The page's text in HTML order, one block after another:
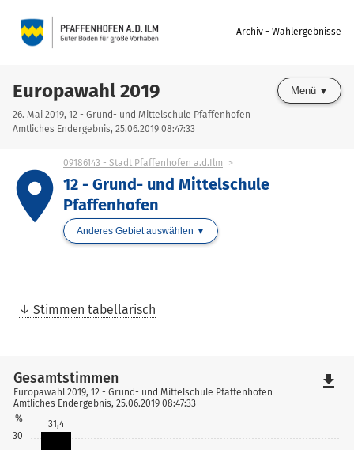
Archiv - Wahlergebnisse
Europawahl 2019
26. Mai 2019, 12 - Grund- und Mittelschule Pfaffenhofen
Amtliches Endergebnis, 25.06.2019 08:47:33
Menü
place
09186143 - Stadt Pfaffenhofen a.d.Ilm
12 - Grund- und Mittelschule
Pfaffenhofen
Anderes Gebiet auswählen
Stimmen tabellarisch
30
%
31,4
Gesamtstimmen
Europawahl 2019, 12 - Grund- und Mittelschule Pfaffenhofen
Amtliches Endergebnis, 25.06.2019 08:47:33
file_download